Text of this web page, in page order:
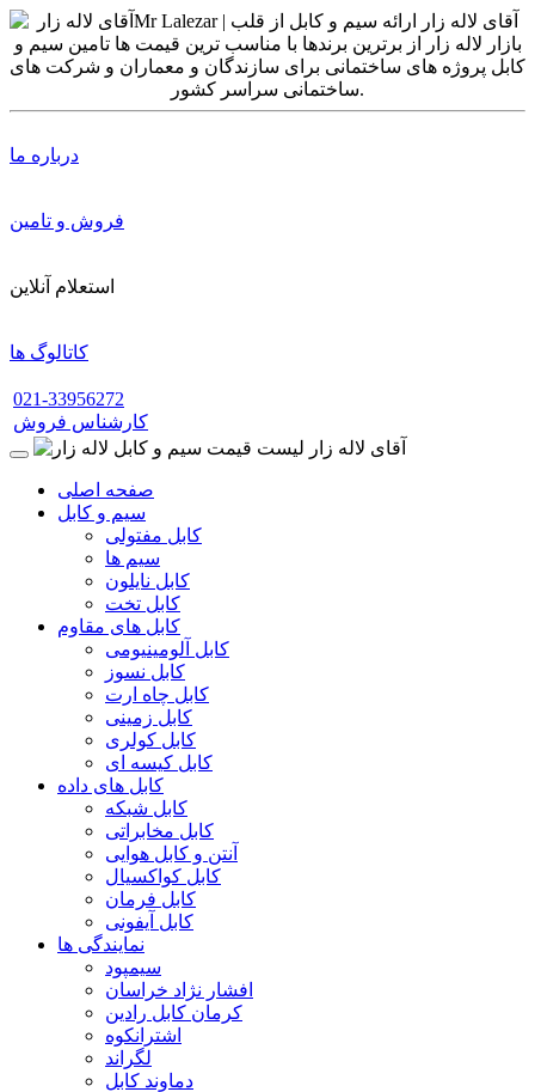
درباره ما
فروش و تامین
استعلام آنلاین
کاتالوگ ها
021-33956272
کارشناس فروش
صفحه اصلی
سیم و کابل
کابل مفتولی
سیم ها
کابل نایلون
کابل تخت
کابل های مقاوم
کابل آلومینیومی
کابل نسوز
کابل چاه ارت
کابل زمینی
کابل کولری
کابل کیسه ای
کابل های داده
کابل شبکه
کابل مخابراتی
آنتن و کابل هوایی
کابل کواکسیال
کابل فرمان
کابل آیفونی
نمایندگی ها
سیمپود
افشار نژاد خراسان
کرمان کابل رادین
اشترانکوه
لگراند
دماوند کابل